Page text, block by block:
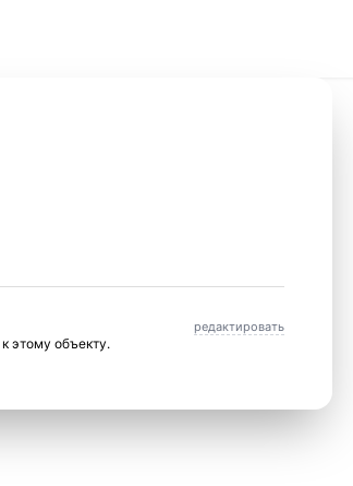
редактировать
к этому объекту.